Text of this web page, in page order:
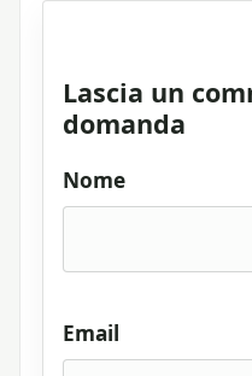
Lascia un
domanda
Nome
Email